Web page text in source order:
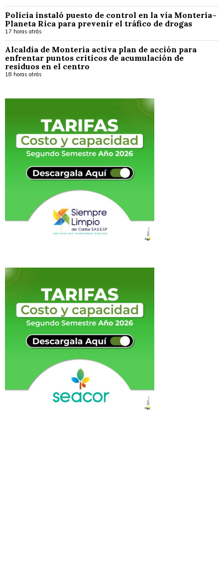
Policía instaló puesto de control en la vía Montería–
Planeta Rica para prevenir el tráfico de drogas
17 horas atrás
Alcaldía de Montería activa plan de acción para
enfrentar puntos críticos de acumulación de
residuos en el centro
18 horas atrás